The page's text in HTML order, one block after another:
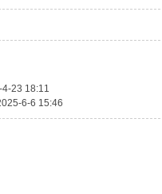
23 18:11
6-6 15:46